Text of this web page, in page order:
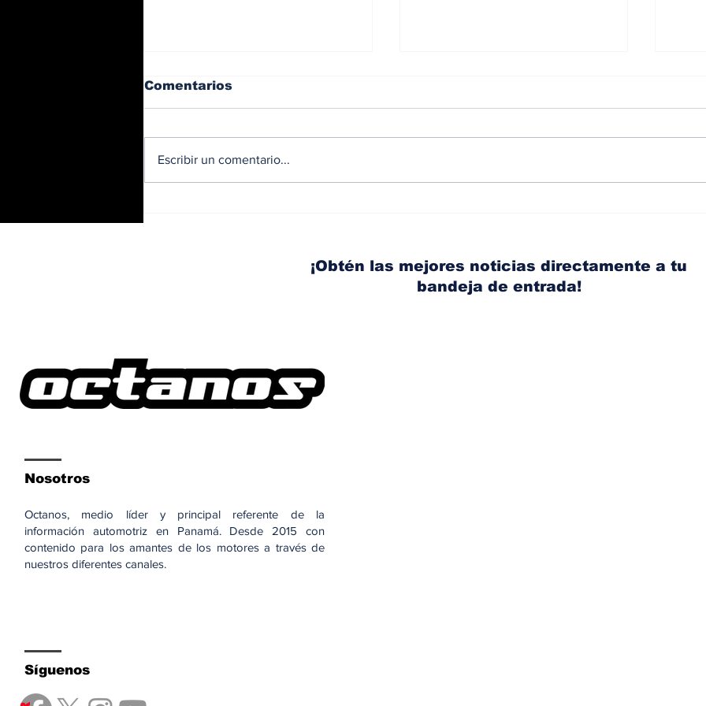
combustibles
Comentarios
Escribir un comentario...
¡Obtén las mejores noticias directamente a tu
bandeja de entrada!
Nosotros
Octanos, medio líder y principal referente de la
información automotriz en Panamá. Desde 2015 con
contenido para los amantes de los motores a través de
nuestros diferentes canales.
Síguenos